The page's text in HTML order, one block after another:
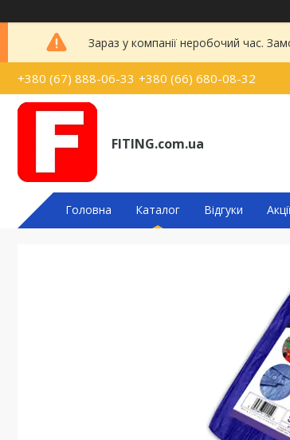
Зараз у компанії неробочий час.
+380 (67) 888-06-33 +380 (66) 680-08-32
FITING.com.ua
Головна Каталог Відгуки